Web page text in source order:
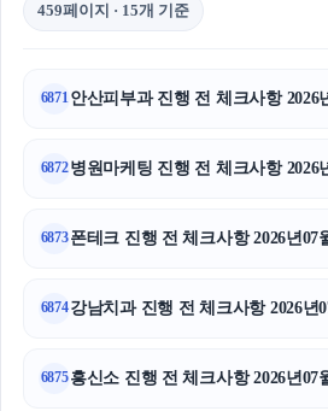
459페이지 · 15개 기준
6871안산피부과 진행 전 체크사항 2026
6872병원마케팅 진행 전 체크사항 2026
6873폰테크 진행 전 체크사항 2026년07
6874강남치과 진행 전 체크사항 2026년
6875흥신소 진행 전 체크사항 2026년07